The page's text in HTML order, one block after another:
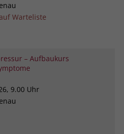
Warteliste
– Aufbaukurs
9.00 Uhr